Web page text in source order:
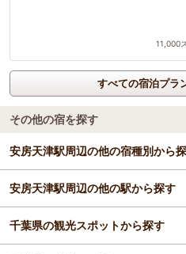
11,000
すべての宿泊プラ
その他の宿を探す
安房天津駅周辺の他の宿種別から
旅館
安房天津駅周辺の他の駅から探す
勝浦駅
千葉県の観光スポットから探す